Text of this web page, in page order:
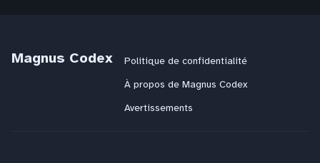
Magnus Codex
Politique de confidentialité
À propos de Magnus Codex
Avertissements